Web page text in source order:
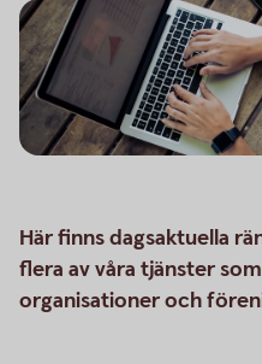
Här finns dagsaktuella
flera av våra tjänster
organisationer och